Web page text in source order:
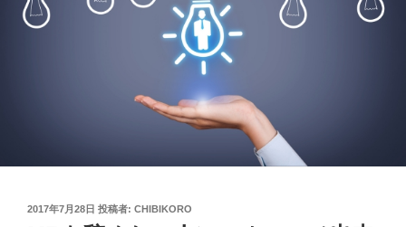
投
2017年7月28日 投稿者: CHIBIKORO